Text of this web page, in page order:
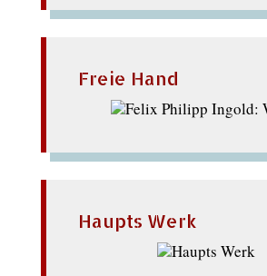
Freie Hand
Haupts Werk